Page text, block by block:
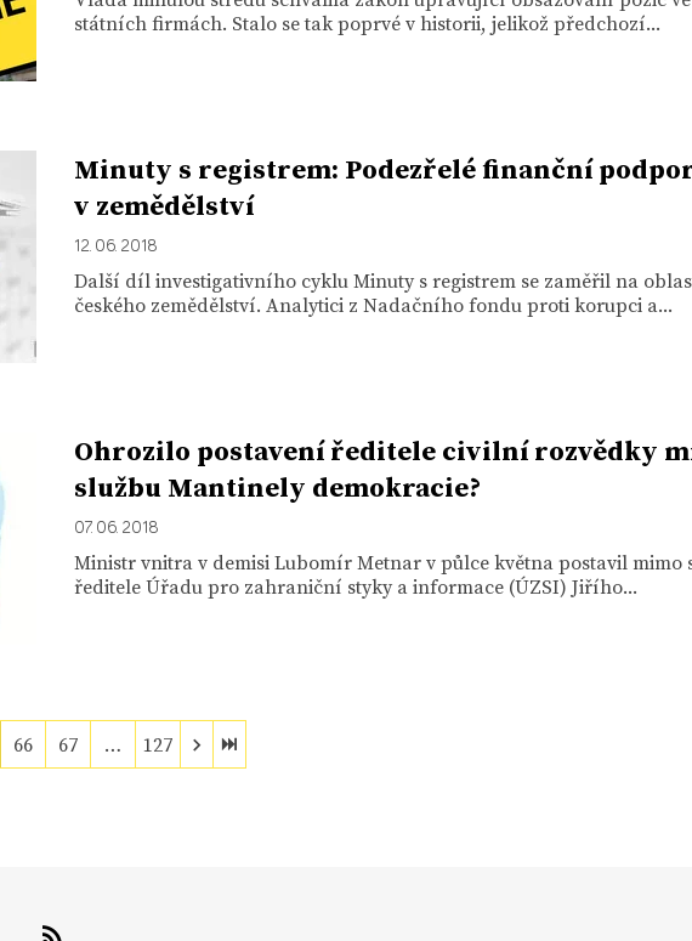
státních firmách. Stalo se tak poprvé v historii, jelikož předchozí...
Minuty s registrem: Podezřelé finanční
v zemědělství
12. 06. 2018
Další díl investigativního cyklu Minuty s registrem se zaměřil na
českého zemědělství. Analytici z Nadačního fondu proti korupci a...
Ohrozilo postavení ředitele civilní rozvědky
službu Mantinely demokracie?
07. 06. 2018
Ministr vnitra v demisi Lubomír Metnar v půlce května postavil mimo
ředitele Úřadu pro zahraniční styky a informace (ÚZSI) Jiřího...
66 67 … 127